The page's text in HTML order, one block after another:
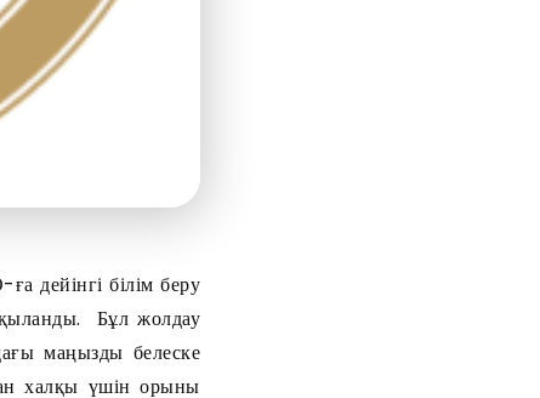
дейінгі білім беру
Бұл жолдау
маңызды белеске
халқы үшін орыны